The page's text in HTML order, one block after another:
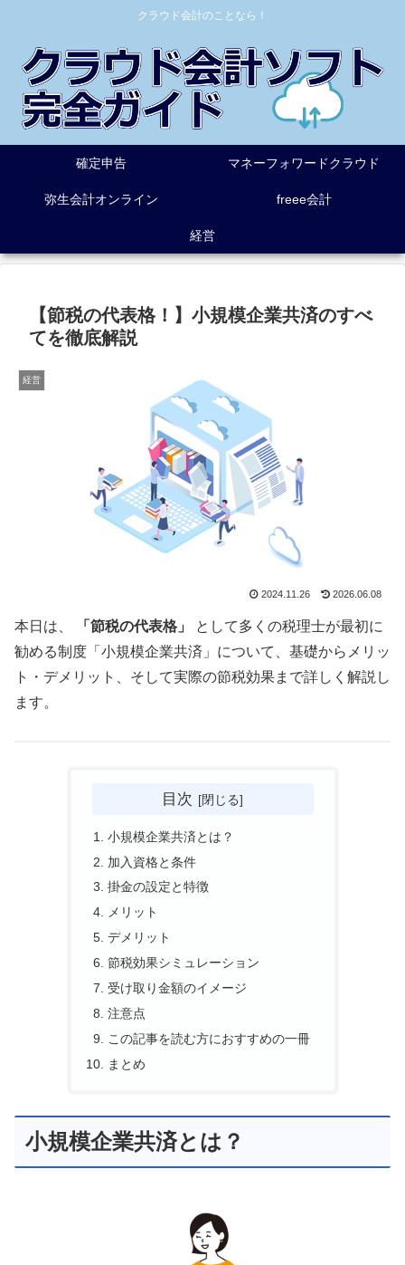
クラウド会計のことなら！
確定申告 マネーフォワードクラウド
弥生会計オンライン freee会計
経営
【節税の代表格！】小規模企業共済のすべ
てを徹底解説
経営
2024.11.26 2026.06.08
本日は、 「節税の代表格」
として多くの税理士が最初に
勧める制度「小規模企業共済」について、基礎からメリッ
ト・デメリット、そして実際の節税効果まで詳しく解説し
ます。
目次
小規模企業共済とは？
加入資格と条件
掛金の設定と特徴
メリット
デメリット
節税効果シミュレーション
受け取り金額のイメージ
注意点
この記事を読む方におすすめの一冊
まとめ
小規模企業共済とは？